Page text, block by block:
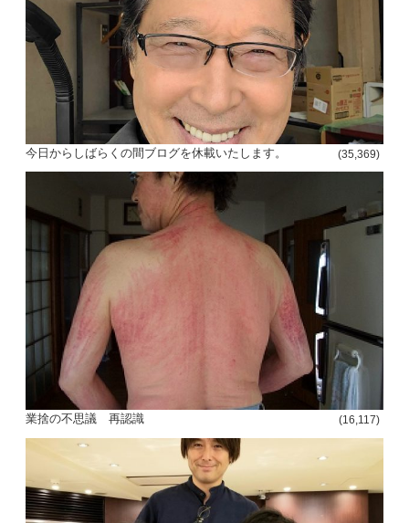
今日からしばらくの間ブログを休載いたします。 (35,369)
業捨の不思議 再認識 (16,117)